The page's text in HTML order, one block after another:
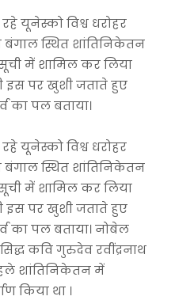
यूनेस्को विश्व धरोहर
बंगाल स्थित शांतिनिकेतन
में शामिल कर लिया
इस पर खुशी जताते हुए
का पल बताया।
यूनेस्को विश्व धरोहर
बंगाल स्थित शांतिनिकेतन
में शामिल कर लिया
इस पर खुशी जताते हुए
का पल बताया। नोबेल
कवि गुरुदेव रवींद्रनाथ
शांतिनिकेतन में
किया था ।